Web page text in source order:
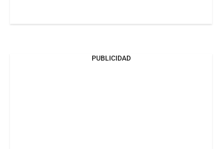
PUBLICIDAD